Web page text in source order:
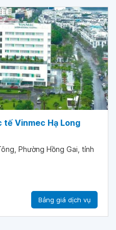
tế Vinmec Hạ Long
Phường Hồng Gai, tỉnh
Bảng giá dịch vụ